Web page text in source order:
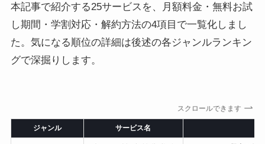
本記事で紹介する25サービスを、月額料金・無料お試
し期間・学割対応・解約方法の4項目で一覧化しまし
た。気になる順位の詳細は後述の各ジャンルランキン
グで深掘りします。
スクロールできます
ジャンル サービス名